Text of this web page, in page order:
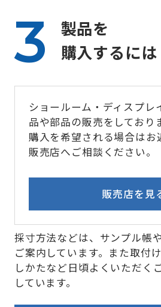
製品を
購入するには
ショールーム・ディスプレ
品や部品の販売をしており
購入を希望される場合はお
販売店へご相談ください。
販売店を見
採寸方法などは、サンプル帳
ご案内しています。また取付
しかたなど日頃よくいただく
しています。